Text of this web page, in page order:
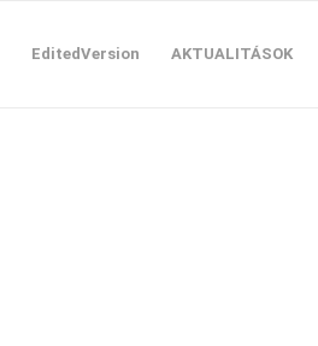
EditedVersion AKTUALITÁSOK